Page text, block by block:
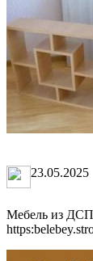
23.05.2025
Мебель из ДСП